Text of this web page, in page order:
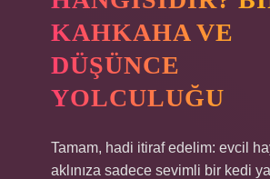
KAHKAHA VE
DÜŞÜNCE
YOLCULUĞU
Tamam, hadi itiraf edelim: evcil
aklınıza sadece sevimli bir kedi